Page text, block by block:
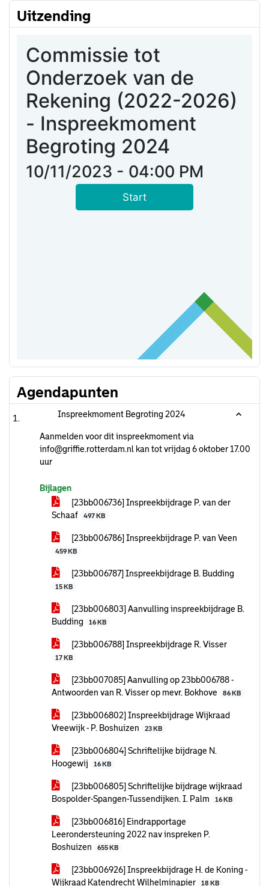
Uitzending
Agendapunten
Inspreekmoment Begroting 2024
Aanmelden voor dit inspreekmoment via
info@griffie.rotterdam.nl kan tot vrijdag 6 oktober 17.00
uur
Bijlagen
[23bb006736] Inspreekbijdrage P. van der
Schaaf
497 KB
[23bb006786] Inspreekbijdrage P. van Veen
459 KB
[23bb006787] Inspreekbijdrage B. Budding
15 KB
[23bb006803] Aanvulling inspreekbijdrage B.
Budding
16 KB
[23bb006788] Inspreekbijdrage R. Visser
17 KB
[23bb007085] Aanvulling op 23bb006788 -
Antwoorden van R. Visser op mevr. Bokhove
86 KB
[23bb006802] Inspreekbijdrage Wijkraad
Vreewijk - P. Boshuizen
23 KB
[23bb006804] Schriftelijke bijdrage N.
Hoogewij
16 KB
[23bb006805] Schriftelijke bijdrage wijkraad
Bospolder-Spangen-Tussendijken. I. Palm
16 KB
[23bb006816] Eindrapportage
Leerondersteuning 2022 nav inspreken P.
Boshuizen
655 KB
[23bb006926] Inspreekbijdrage H. de Koning -
Wijkraad Katendrecht Wilhelminapier
18 KB